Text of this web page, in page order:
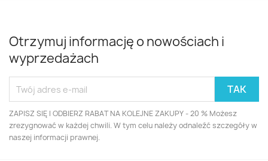
Otrzymuj informację o nowościach i
wyprzedażach
ZAPISZ SIĘ I ODBIERZ RABAT NA KOLEJNE ZAKUPY - 20 % Możesz
zrezygnować w każdej chwili. W tym celu należy odnaleźć szczegóły w
naszej informacji prawnej.